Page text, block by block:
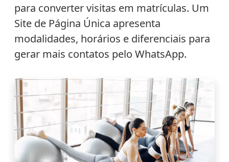
para converter visitas em matrículas. Um
Site de Página Única apresenta
modalidades, horários e diferenciais para
gerar mais contatos pelo WhatsApp.